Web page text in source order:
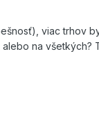
viac trhov
na všetkých?